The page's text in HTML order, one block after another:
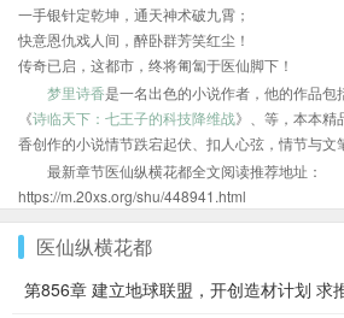
一手银针定乾坤，通天神术破九霄；
快意恩仇戏人间，醉卧群芳笑红尘！
传奇已启，这都市，终将匍匐于医仙脚下！
梦里诗香是一名出色的小说作者，他的作品包
《诗临天下：七王子的科技降维战》、等，本本精
香创作的小说情节跌宕起伏、扣人心弦，情节与文
最新章节医仙纵横花都全文阅读推荐地址：
https://m.20xs.org/shu/448941.html
医仙纵横花都
第856章 建立地球联盟，开创造材计划 求